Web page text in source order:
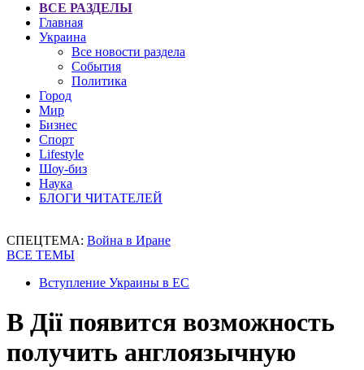
ВСЕ РАЗДЕЛЫ
Главная
Украина
Все новости раздела
События
Политика
Город
Мир
Бизнес
Спорт
Lifestyle
Шоу-биз
Наука
БЛОГИ ЧИТАТЕЛЕЙ
СПЕЦТЕМА: Война в Иране
ВСЕ ТЕМЫ
Вступление Украины в ЕС
В Дії появится возможность
получить англоязычную